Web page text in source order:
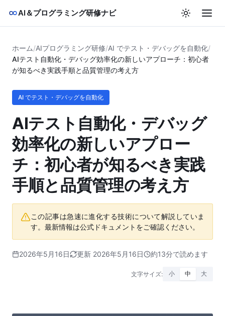
AI＆プログラミング研修ナビ
ホーム/AIプログラミング研修/AI でテスト・デバッグを自動化/
AIテスト自動化・デバッグ効率化の新しいアプローチ：初心者
が知るべき実践手順と品質管理の考え方
AI でテスト・デバッグを自動化
AIテスト自動化・デバッグ
効率化の新しいアプロー
チ：初心者が知るべき実践
手順と品質管理の考え方
この記事は急速に進化する技術について解説していま
す。最新情報は公式ドキュメントをご確認ください。
2026年5月16日 更新 2026年5月16日 約13分で読めます
文字サイズ: 小 中 大